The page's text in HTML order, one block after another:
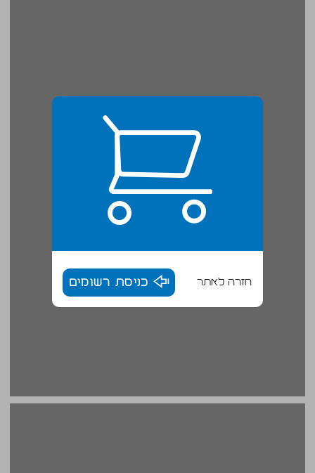
חזרה לאתר כניסת רשומים